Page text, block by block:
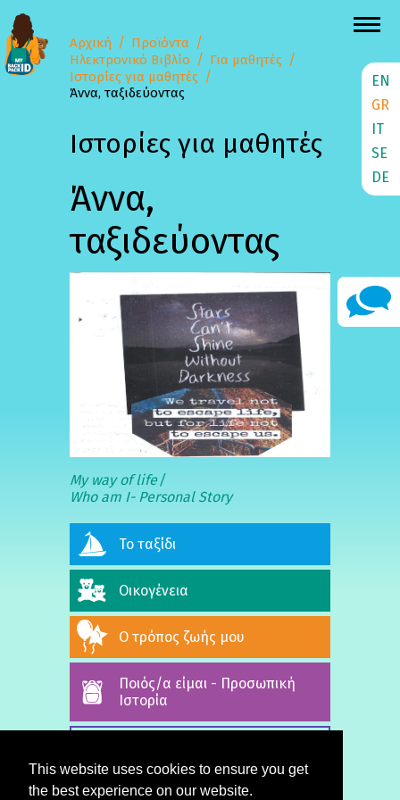
This website uses cookies to ensure you get
the best experience on our website.
EN
GR
IT
SE
DE
Αρχική
Προϊόντα
Ηλεκτρονικό Βιβλίο
Για μαθητές
Ιστορίες για μαθητές
Άννα, ταξιδεύοντας
Ιστορίες για μαθητές
Άννα,
ταξιδεύοντας
My way of life
Who am I- Personal Story
Το ταξίδι
Οικογένεια
Ο τρόπος ζωής μου
Ποιός/α είμαι - Προσωπική
Ιστορία